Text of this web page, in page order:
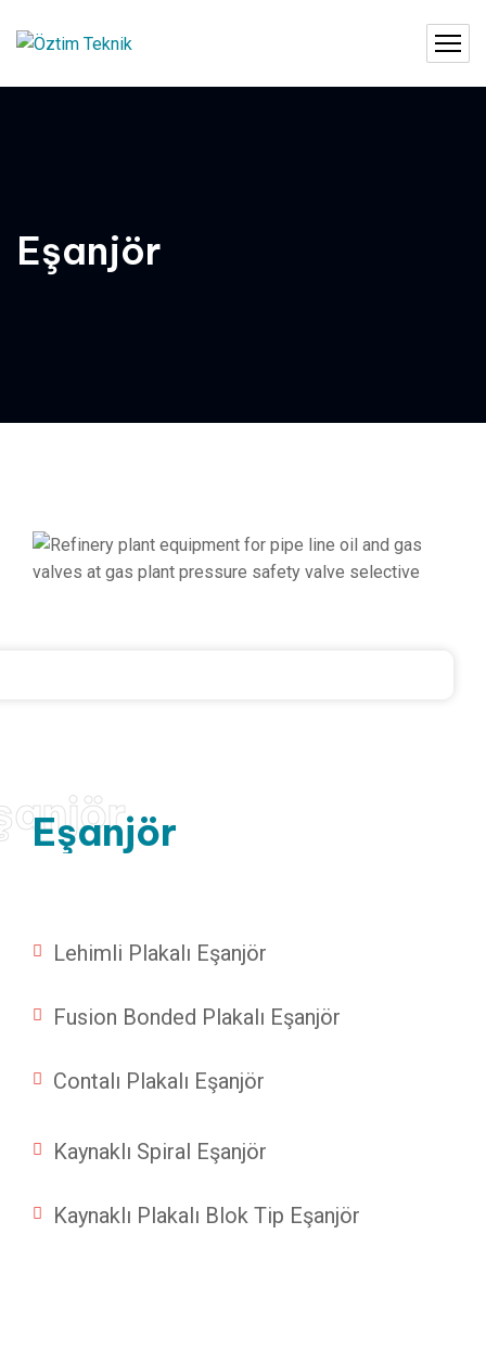
Eşanjör
Eşanjör
Lehimli Plakalı Eşanjör
Fusion Bonded Plakalı Eşanjör
Contalı Plakalı Eşanjör
Kaynaklı Spiral Eşanjör
Kaynaklı Plakalı Blok Tip Eşanjör